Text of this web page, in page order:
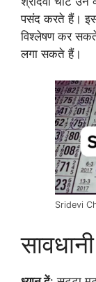
पसंद करते हैं।
विश्लेषण कर
लगा सकते हैं।
Sridevi
सावधानी